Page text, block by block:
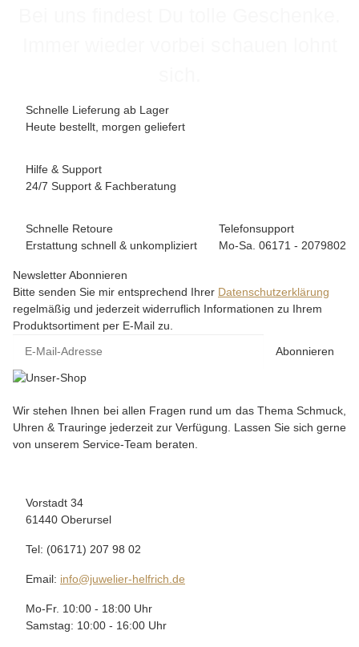
Schnelle Lieferung ab Lager
Heute bestellt, morgen geliefert
Hilfe & Support
24/7 Support & Fachberatung
Schnelle Retoure
Erstattung schnell & unkompliziert
Telefonsupport
Mo-Sa. 06171 - 2079802
Newsletter Abonnieren
Bitte senden Sie mir entsprechend Ihrer Datenschutzerklärung
regelmäßig und jederzeit widerruflich Informationen zu Ihrem
Produktsortiment per E-Mail zu.
Abonnieren
Wir stehen Ihnen bei allen Fragen rund um das Thema Schmuck,
Uhren & Trauringe jederzeit zur Verfügung. Lassen Sie sich gerne
von unserem Service-Team beraten.
Vorstadt 34
61440 Oberursel
Tel: (06171) 207 98 02
Email: info@juwelier-helfrich.de
Mo-Fr. 10:00 - 18:00 Uhr
Samstag: 10:00 - 16:00 Uhr